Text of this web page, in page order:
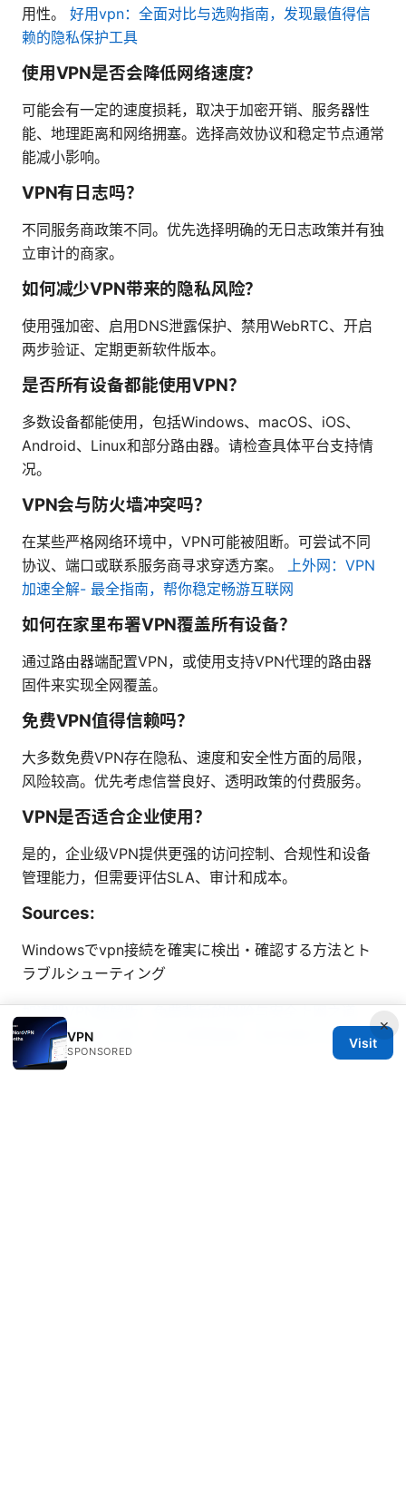
用性。 好用vpn：全面对比与选购指南，发现最值得信
赖的隐私保护工具
使用VPN是否会降低网络速度？
可能会有一定的速度损耗，取决于加密开销、服务器性
能、地理距离和网络拥塞。选择高效协议和稳定节点通常
能减小影响。
VPN有日志吗？
不同服务商政策不同。优先选择明确的无日志政策并有独
立审计的商家。
如何减少VPN带来的隐私风险？
使用强加密、启用DNS泄露保护、禁用WebRTC、开启
两步验证、定期更新软件版本。
是否所有设备都能使用VPN？
多数设备都能使用，包括Windows、macOS、iOS、
Android、Linux和部分路由器。请检查具体平台支持情
况。
VPN会与防火墙冲突吗？
在某些严格网络环境中，VPN可能被阻断。可尝试不同
协议、端口或联系服务商寻求穿透方案。
上外网：VPN
加速全解- 最全指南，帮你稳定畅游互联网
如何在家里布署VPN覆盖所有设备？
通过路由器端配置VPN，或使用支持VPN代理的路由器
固件来实现全网覆盖。
免费VPN值得信赖吗？
大多数免费VPN存在隐私、速度和安全性方面的局限，
风险较高。优先考虑信誉良好、透明政策的付费服务。
VPN是否适合企业使用？
是的，企业级VPN提供更强的访问控制、合规性和设备
管理能力，但需要评估SLA、审计和成本。
Sources:
Windowsでvpn接続を確実に検出・確認する方法とト
ラブルシューティング
加速器VPN破解版：免费背后的风险与安全上网之道
2026 翻墙怎么翻：VPN 使用指南、常见误区与实战技
巧
×
VPN
SPONSORED
Visit